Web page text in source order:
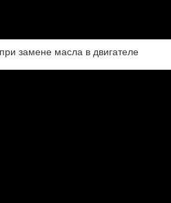
замене масла в двигателе